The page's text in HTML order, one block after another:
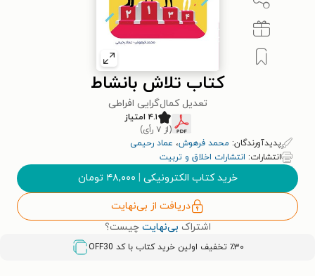
کتاب تلاش بانشاط
تعدیل کمال‌گرایی افراطی
۴.۱ امتیاز
(از ۷ رأی)
پدیدآورندگان: محمد فرهوش، عماد رحیمی
انتشارات: انتشارات اخلاق و تربیت
خرید کتاب الکترونیکی | ۴۸,۰۰۰ تومان
دریافت از بی‌نهایت
اشتراک بی‌نهایت چیست؟
٪۳۰ تخفیف اولین خرید کتاب با کد OFF30